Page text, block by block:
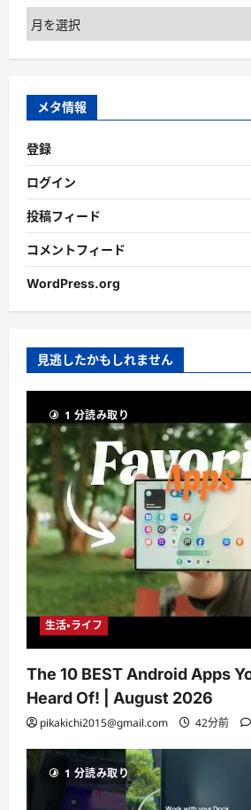
ア
ー
カ
ブ
メタ情報
登録
ログイン
投稿フィード
コメントフィード
WordPress.org
見逃したかもしれません
1 分読み取り
生活・ライフ
The 10 BEST Android Apps
Heard Of! | August 2026
pikakichi2015@gmail.com 42分前
1 分読み取り